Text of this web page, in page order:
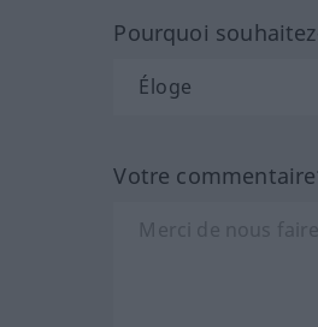
Pourquoi
Votre